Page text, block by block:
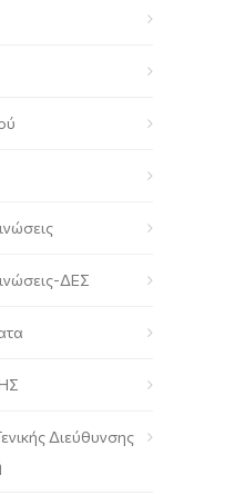
ΔΕΣ
Διεύθυνσης